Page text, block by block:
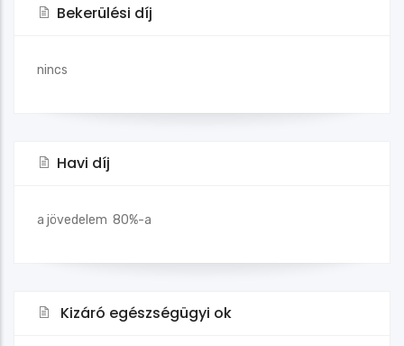
Bekerülési díj
nincs
Havi díj
a jövedelem 80%-a
Kizáró egészségügyi ok